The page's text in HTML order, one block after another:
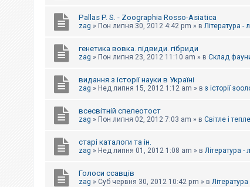
Pallas P. S. - Zoographia Rosso-Asiatica
zag » Пон липня 30, 2012 4:42 pm » в Література -
генетика вовка. підвиди. гібриди
zag » Пон липня 23, 2012 11:10 am » в Склад
видання з історії науки в Україні
zag » Нед липня 15, 2012 1:12 am » в з історії
всесвітній спелеотост
zag » Пон липня 02, 2012 7:03 am » в Світле і
старі каталоги та ін.
zag » Нед липня 01, 2012 1:08 am » в Література -
Голоси ссавців
zag » Суб червня 30, 2012 10:42 pm » в